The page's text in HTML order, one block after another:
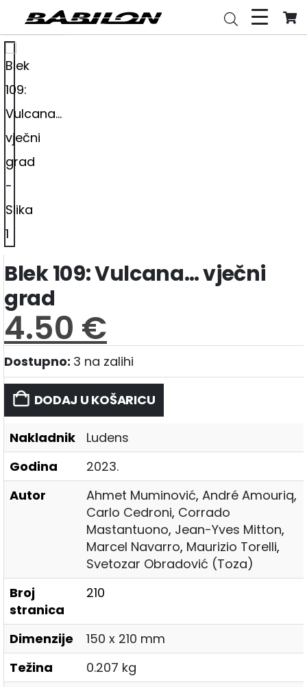
Blek 109: Vulcana… vječni
grad
4.50 €
Dostupno: 3 na zalihi
DODAJ U KOŠARICU
Nakladnik
Ludens
Godina
2023.
Autor
Ahmet Muminović, André Amouriq,
Carlo Cedroni, Corrado
Mastantuono, Jean-Yves Mitton,
Marcel Navarro, Maurizio Torelli,
Svetozar Obradović (Toza)
Broj
stranica
210
Dimenzije
150 x 210 mm
Težina
0.207 kg